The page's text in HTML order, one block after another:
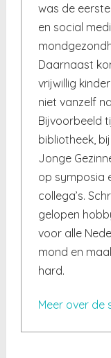
was de
en social
Daarnaast
vrijwillig
niet vanzelf
Bijvoorbeeld
bibliotheek,
Jonge
op symposia
collega’s.
gelopen
voor alle
mond en
hard.
Meer over de